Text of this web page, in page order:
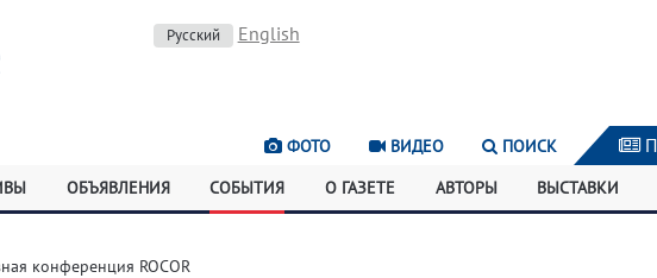
Русский English
ФОТО ВИДЕО ПОИСК
ОБЪЯВЛЕНИЯ СОБЫТИЯ О ГАЗЕТЕ АВТОРЫ ВЫСТАВКИ
конференция ROCOR